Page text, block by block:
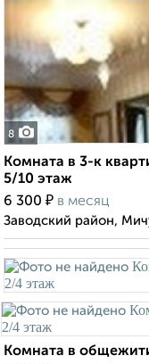
8
Комната в 3-к
5/10 этаж
6 300 ₽ в месяц
Заводский район,
Комната в